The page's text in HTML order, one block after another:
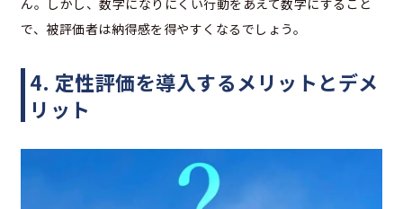
で、被評価者は納得感を得やすくなるでしょう。
4. 定性評価を導入するメリットとデメ
リット